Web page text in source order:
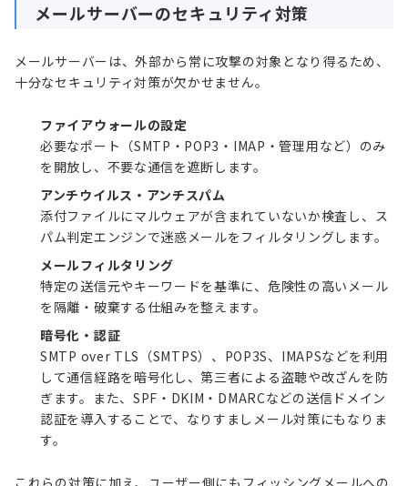
メールサーバーのセキュリティ対策
メールサーバーは、外部から常に攻撃の対象となり得るため、
十分なセキュリティ対策が欠かせません。
ファイアウォールの設定
必要なポート（SMTP・POP3・IMAP・管理用など）のみ
を開放し、不要な通信を遮断します。
アンチウイルス・アンチスパム
添付ファイルにマルウェアが含まれていないか検査し、ス
パム判定エンジンで迷惑メールをフィルタリングします。
メールフィルタリング
特定の送信元やキーワードを基準に、危険性の高いメール
を隔離・破棄する仕組みを整えます。
暗号化・認証
SMTP over TLS（SMTPS）、POP3S、IMAPSなどを利用
して通信経路を暗号化し、第三者による盗聴や改ざんを防
ぎます。また、SPF・DKIM・ DMARCなどの送信ドメイン
認証を導入することで、なりすましメール対策にもなりま
す。